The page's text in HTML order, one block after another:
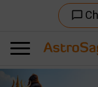
chat_bubble_outline
Previous